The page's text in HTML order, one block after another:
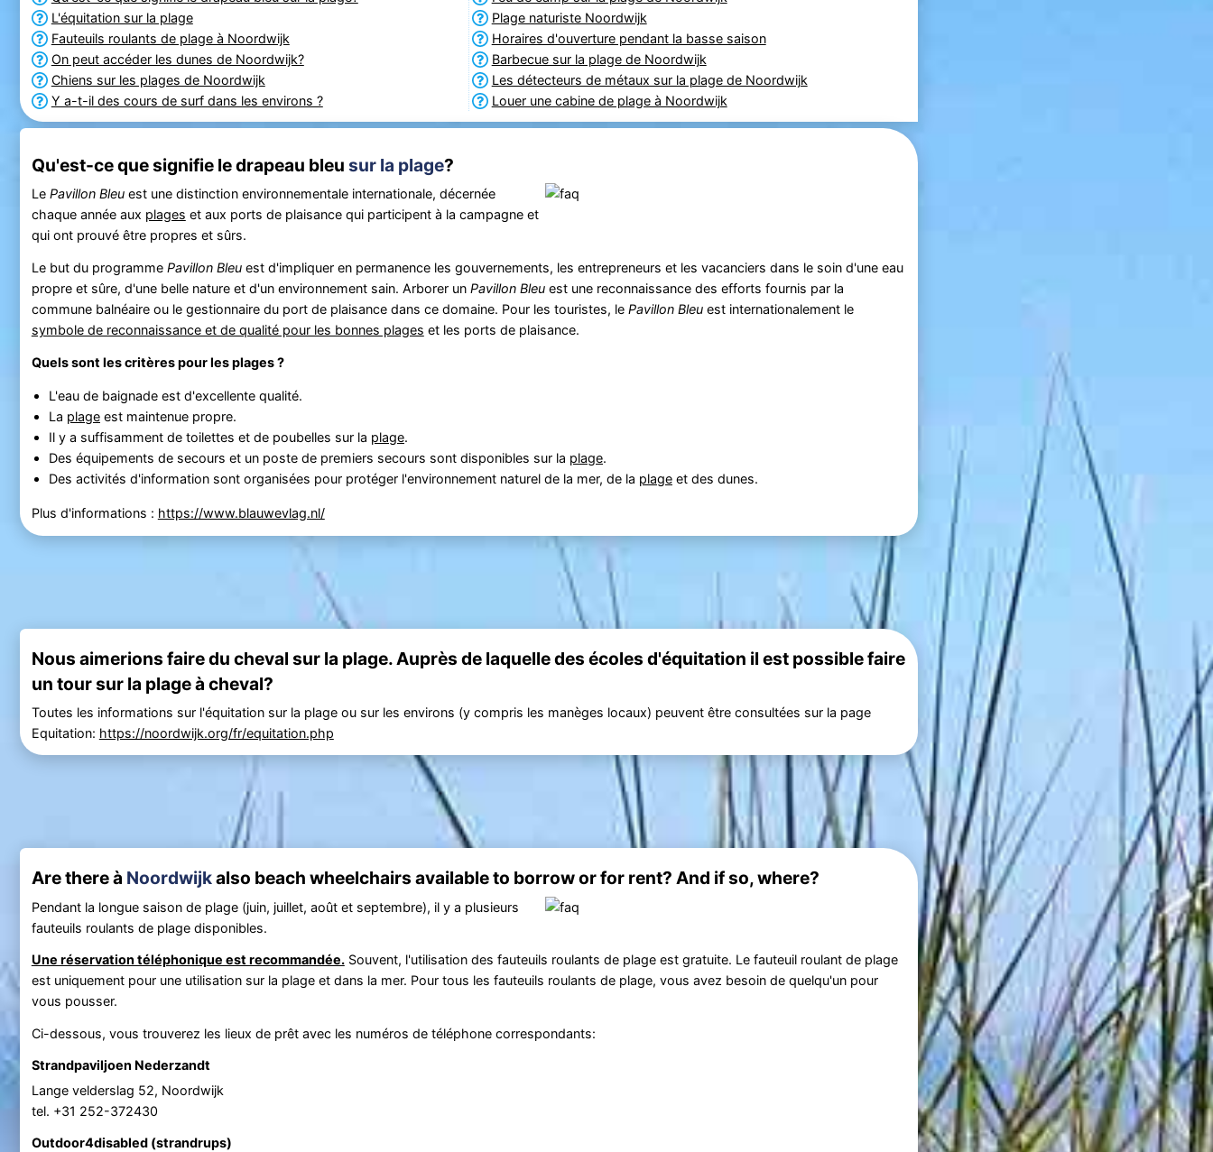
L'équitation sur la plage
Fauteuils roulants de plage à Noordwijk
On peut accéder les dunes de Noordwijk?
Chiens sur les plages de Noordwijk
Y a-t-il des cours de surf dans les environs ?
Plage naturiste Noordwijk
Horaires d'ouverture pendant la basse saison
Barbecue sur la plage de Noordwijk
Les détecteurs de métaux sur la plage de Noordwijk
Louer une cabine de plage à Noordwijk
Qu'est-ce que signifie le drapeau bleu sur la plage?
Le Pavillon Bleuest une distinction environnementale internationale, décernée
chaque année aux plages et aux ports de plaisance qui participent à la campagne et
qui ont prouvé être propres et sûrs.
Le but du programme Pavillon Bleuest d'impliquer en permanence les gouvernements, les entrepreneurs et les vacanciers dans le soin d'une eau
propre et sûre, d'une belle nature et d'un environnement sain. Arborer un Pavillon Bleuest une reconnaissance des efforts fournis par la
commune balnéaire ou le gestionnaire du port de plaisance dans ce domaine. Pour les touristes, le Pavillon Bleuest internationalement le
symbole de reconnaissance et de qualité pour les bonnes plages et les ports de plaisance.
Quels sont les critères pour les plages ?
L'eau de baignade est d'excellente qualité.
La plageest maintenue propre.
Il y a suffisamment de toilettes et de poubelles sur la plage.
Des équipements de secours et un poste de premiers secours sont disponibles sur la plage.
Des activités d'information sont organisées pour protéger l'environnement naturel de la mer, de la plageet des dunes.
Plus d'informations : https://www.blauwevlag.nl/
Nous aimerions faire du cheval sur la plage. Auprès de laquelle des écoles d'équitation il est possible faire
un tour sur la plage à cheval?
Toutes les informations sur l'équitation sur la plage ou sur les environs (y compris les manèges locaux) peuvent être consultées sur la page
Equitation: https://noordwijk.org/fr/equitation.php
Are there à Noordwijkalso beach wheelchairs available to borrow or for rent? And if so, where?
Pendant la longue saison de plage (juin, juillet, août et septembre), il y a plusieurs
fauteuils roulants de plage disponibles.
Une réservation téléphonique est recommandée.Souvent, l'utilisation des fauteuils roulants de plage est gratuite. Le fauteuil roulant de plage
est uniquement pour une utilisation sur la plage et dans la mer. Pour tous les fauteuils roulants de plage, vous avez besoin de quelqu'un pour
vous pousser.
Ci-dessous, vous trouverez les lieux de prêt avec les numéros de téléphone correspondants:
Strandpaviljoen Nederzandt
Lange velderslag 52, Noordwijk
tel. +31 252-372430
Outdoor4disabled (strandrups)